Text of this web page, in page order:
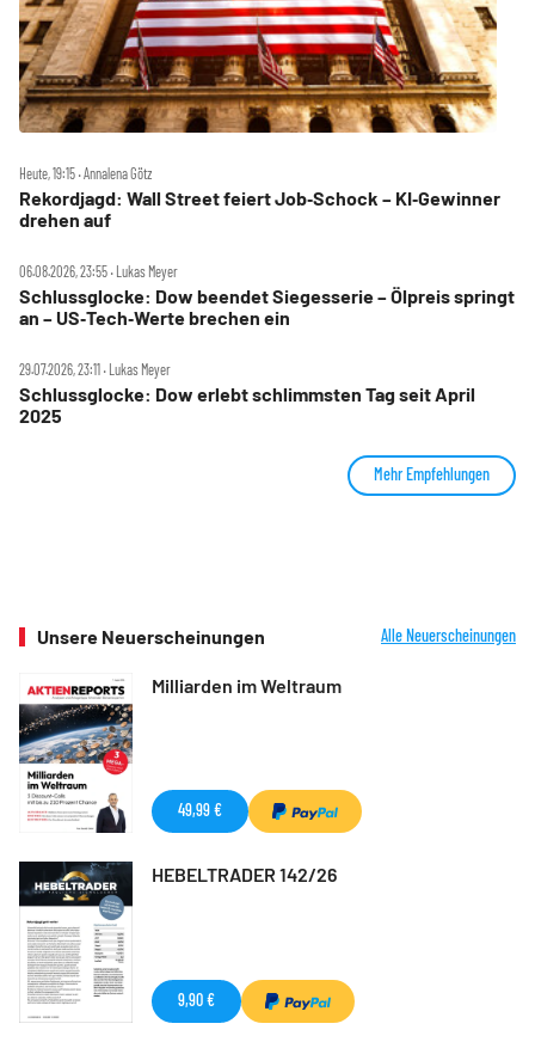
Heute, 19:15 ‧ Annalena Götz
Rekordjagd: Wall Street feiert Job‑Schock – KI‑Gewinner
drehen auf
06.08.2026, 23:55 ‧ Lukas Meyer
Schlussglocke: Dow beendet Siegesserie – Ölpreis springt
an – US‑Tech‑Werte brechen ein
29.07.2026, 23:11 ‧ Lukas Meyer
Schlussglocke: Dow erlebt schlimmsten Tag seit April
2025
Mehr Empfehlungen
Unsere Neuerscheinungen Alle Neuerscheinungen
Milliarden im Weltraum
49,99 €
HEBELTRADER 142/26
9,90 €